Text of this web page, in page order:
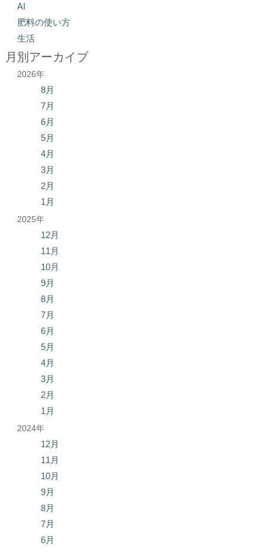
AI
肥料の使い方
生活
月別アーカイブ
2026年
8月
7月
6月
5月
4月
3月
2月
1月
2025年
12月
11月
10月
9月
8月
7月
6月
5月
4月
3月
2月
1月
2024年
12月
11月
10月
9月
8月
7月
6月